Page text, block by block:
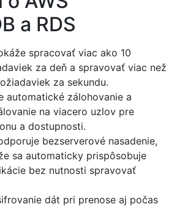
a RDS
spracovať viac ako 10
za deň a spravovať viac než
za sekundu.
automatické zálohovanie a
na viacero uzlov pre
a dostupnosti.
bezserverové nasadenie,
sa automaticky prispôsobuje
bez nutnosti spravovať
dát pri prenose aj počas